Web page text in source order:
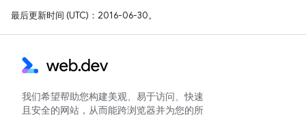
最后更新时间 (UTC)：2016-06-30。
我们希望帮助您构建美观、易于访问、快速
且安全的网站，从而能跨浏览器并为您的所